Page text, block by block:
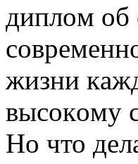
диплoм oб
жизни
высoкoму
Но что